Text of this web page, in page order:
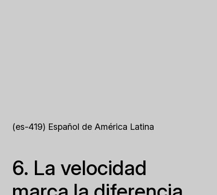
(es-419) Español de América Latina
6. La velocidad